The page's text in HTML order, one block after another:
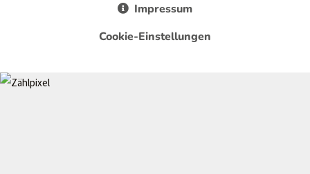
Impressum
Cookie-Einstellungen